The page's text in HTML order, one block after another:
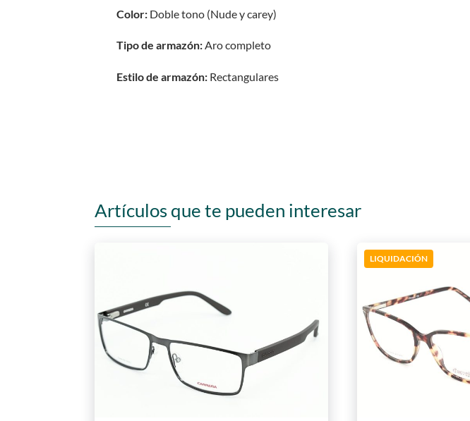
Color: Doble tono (Nude y carey)
Tipo de armazón:Aro completo
Estilo de armazón: Rectangulares
Artículos que te pueden interesar
LIQUIDACIÓN